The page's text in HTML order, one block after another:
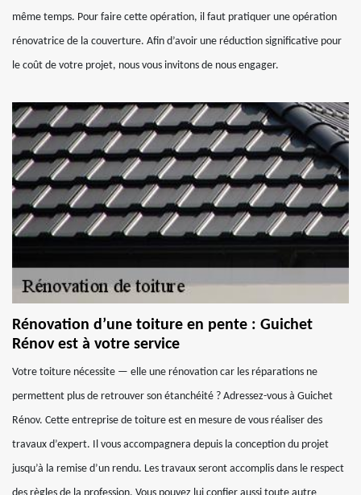
même temps. Pour faire cette opération, il faut pratiquer une opération
rénovatrice de la couverture. Afin d’avoir une réduction significative pour
le coût de votre projet, nous vous invitons de nous engager.
Rénovation d’une toiture en pente : Guichet
Rénov est à votre service
Votre toiture nécessite — elle une rénovation car les réparations ne
permettent plus de retrouver son étanchéité ? Adressez-vous à Guichet
Rénov. Cette entreprise de toiture est en mesure de vous réaliser des
travaux d’expert. Il vous accompagnera depuis la conception du projet
jusqu’à la remise d’un rendu. Les travaux seront accomplis dans le respect